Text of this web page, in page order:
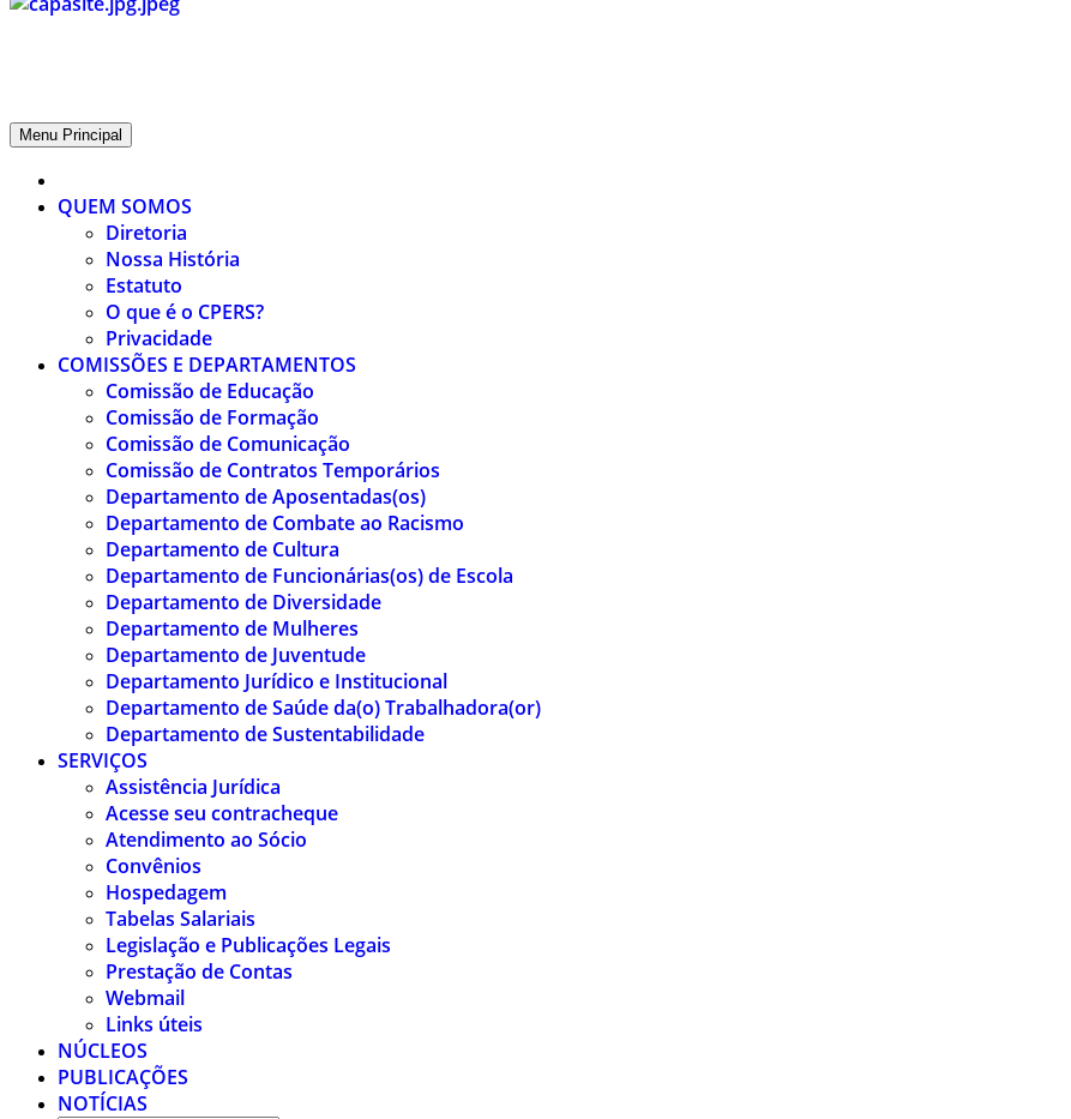
CPERS – Sindicato
CPERS – Sindicato dos Professores e Funcionários de escola do Estado do Rio Grande do Sul
Menu Principal
QUEM SOMOS
Diretoria
Nossa História
Estatuto
O que é o CPERS?
Privacidade
COMISSÕES E DEPARTAMENTOS
Comissão de Educação
Comissão de Formação
Comissão de Comunicação
Comissão de Contratos Temporários
Departamento de Aposentadas(os)
Departamento de Combate ao Racismo
Departamento de Cultura
Departamento de Funcionárias(os) de Escola
Departamento de Diversidade
Departamento de Mulheres
Departamento de Juventude
Departamento Jurídico e Institucional
Departamento de Saúde da(o) Trabalhadora(or)
Departamento de Sustentabilidade
SERVIÇOS
Assistência Jurídica
Acesse seu contracheque
Atendimento ao Sócio
Convênios
Hospedagem
Tabelas Salariais
Legislação e Publicações Legais
Prestação de Contas
Webmail
Links úteis
NÚCLEOS
PUBLICAÇÕES
NOTÍCIAS